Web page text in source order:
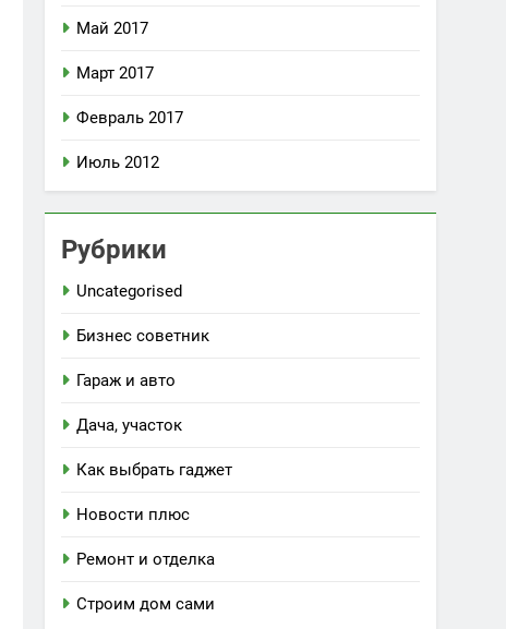
Май 2017
Март 2017
Февраль 2017
Июль 2012
Рубрики
Uncategorised
Бизнес советник
Гараж и авто
Дача, участок
Как выбрать гаджет
Новости плюс
Ремонт и отделка
Строим дом сами